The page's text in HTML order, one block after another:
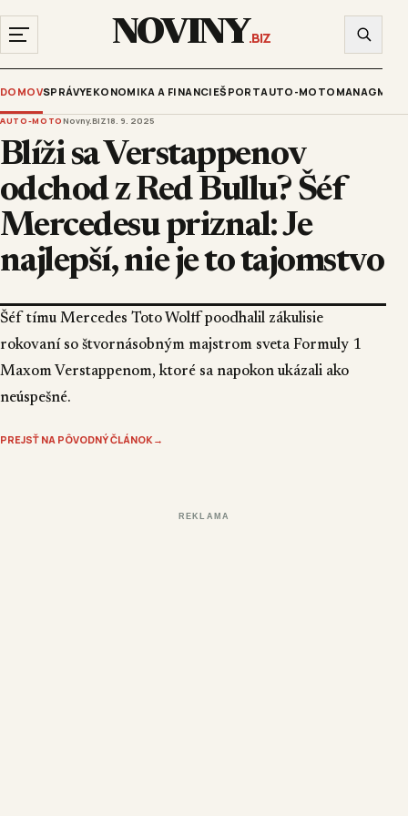
NOVINY.BIZ
DOMOVSPRÁVYEKONOMIKA A FINANCIEŠPORTAUTO-MOTO
AUTO-MOTONovny.BIZ18. 9. 2025
Blíži sa Verstappenov
odchod z Red Bullu? Šéf
Mercedesu priznal: Je
najlepší, nie je to tajomstvo
Šéf tímu Mercedes Toto Wolff poodhalil zákulisie
rokovaní so štvornásobným majstrom sveta Formuly 1
Maxom Verstappenom, ktoré sa napokon ukázali ako
neúspešné.
PREJSŤ NA PÔVODNÝ ČLÁNOK →
REKLAMA